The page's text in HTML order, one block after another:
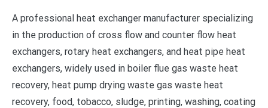
A professional heat exchanger manufacturer specializing
in the production of cross flow and counter flow heat
exchangers, rotary heat exchangers, and heat pipe heat
exchangers, widely used in boiler flue gas waste heat
recovery, heat pump drying waste gas waste heat
recovery, food, tobacco, sludge, printing, washing, coating